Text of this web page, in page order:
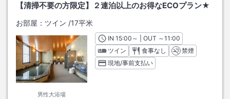
【清掃不要の方限定】２連泊以上のお得なECOプラン★
お部屋： ツイン /17平米
男性大浴場
INチェックイン
15:00 ～ | OUT チェックアウト
～11:00
ツイン
食事なし
禁煙
現地/事前支払い